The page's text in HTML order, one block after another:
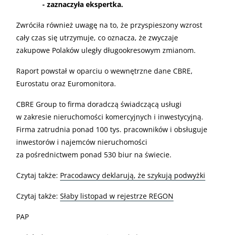
- zaznaczyła ekspertka.
Zwróciła również uwagę na to, że przyspieszony wzrost
cały czas się utrzymuje, co oznacza, że zwyczaje
zakupowe Polaków uległy długookresowym zmianom.
Raport powstał w oparciu o wewnętrzne dane CBRE,
Eurostatu oraz Euromonitora.
CBRE Group to firma doradczą świadczącą usługi
w zakresie nieruchomości komercyjnych i inwestycyjną.
Firma zatrudnia ponad 100 tys. pracowników i obsługuje
inwestorów i najemców nieruchomości
za pośrednictwem ponad 530 biur na świecie.
Czytaj także: Pracodawcy deklarują, że szykują podwyżki
Czytaj także: Słaby listopad w rejestrze REGON
PAP